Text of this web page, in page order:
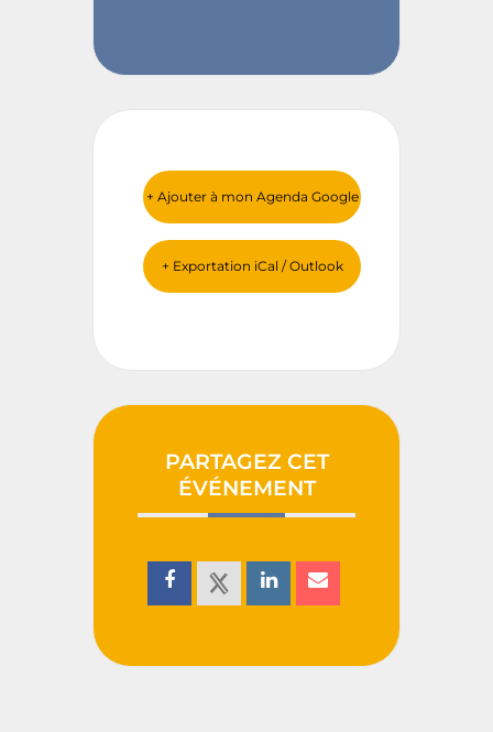
+ Ajouter à mon Agenda Google
+ Exportation iCal / Outlook
PARTAGEZ CET
ÉVÉNEMENT